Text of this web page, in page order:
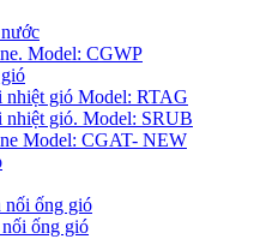
Model: CGWP
nhiệt gió Model: RTAG
nhiệt gió. Model: SRUB
Model: CGAT- NEW
nối ống gió
ống gió